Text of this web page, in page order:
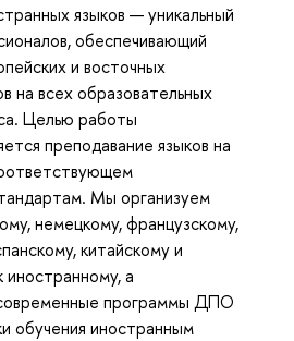
языков — уникальный
обеспечивающий
и восточных
на всех образовательных
Целью работы
преподавание языков на
Мы организуем
немецкому, французскому,
китайскому и
иностранному, а
программы ДПО
обучения иностранным